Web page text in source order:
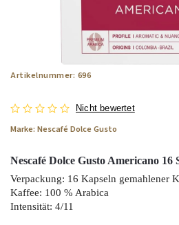
Artikelnummer: 696
Nicht bewertet
Marke: Nescafé Dolce Gusto
Nescafé Dolce Gusto Americano 16
Verpackung: 16 Kapseln gemahlener
Kaffee: 100 % Arabica
Intensität: 4/11